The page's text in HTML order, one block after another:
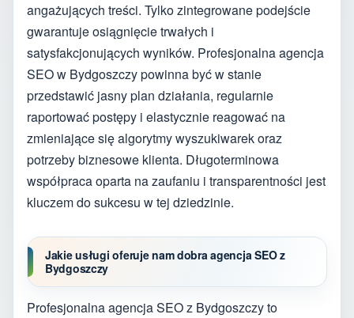
angażujących treści. Tylko zintegrowane podejście
gwarantuje osiągnięcie trwałych i
satysfakcjonujących wyników. Profesjonalna agencja
SEO w Bydgoszczy powinna być w stanie
przedstawić jasny plan działania, regularnie
raportować postępy i elastycznie reagować na
zmieniające się algorytmy wyszukiwarek oraz
potrzeby biznesowe klienta. Długoterminowa
współpraca oparta na zaufaniu i transparentności jest
kluczem do sukcesu w tej dziedzinie.
Jakie usługi oferuje nam dobra agencja SEO z
Bydgoszczy
Profesjonalna agencja SEO z Bydgoszczy to